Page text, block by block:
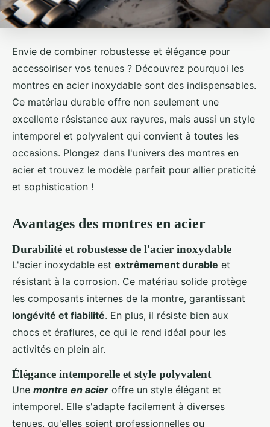
Envie de combiner robustesse et élégance pour
accessoiriser vos tenues ? Découvrez pourquoi les
montres en acier inoxydable sont des indispensables.
Ce matériau durable offre non seulement une
excellente résistance aux rayures, mais aussi un style
intemporel et polyvalent qui convient à toutes les
occasions. Plongez dans l'univers des montres en
acier et trouvez le modèle parfait pour allier praticité
et sophistication !
Avantages des montres en acier
Durabilité et robustesse de l'acier inoxydable
L'acier inoxydable est extrêmement durable et
résistant à la corrosion. Ce matériau solide protège
les composants internes de la montre, garantissant
longévité et fiabilité. En plus, il résiste bien aux
chocs et éraflures, ce qui le rend idéal pour les
activités en plein air.
Élégance intemporelle et style polyvalent
Une montre en acier offre un style élégant et
intemporel. Elle s'adapte facilement à diverses
tenues, qu'elles soient professionnelles ou